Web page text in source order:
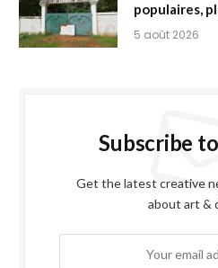
populaires,
5 août 2026
Subscribe
Get the latest creative
about art &